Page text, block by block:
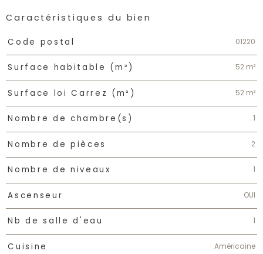
Caractéristiques du bien
Caractéristiques Valeurs
Code postal 01220
Surface habitable (m²) 52 m²
Surface loi Carrez (m²) 52 m²
Nombre de chambre(s) 1
Nombre de pièces 2
Nombre de niveaux 1
Ascenseur OUI
Nb de salle d'eau 1
Cuisine Américaine